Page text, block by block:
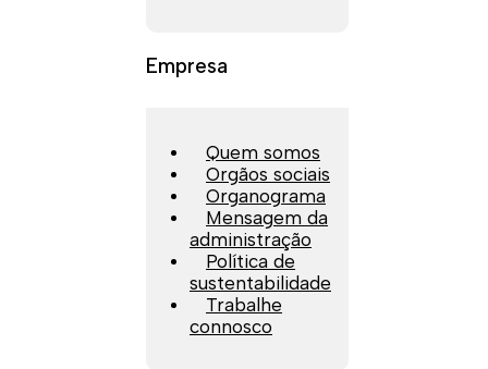
Empresa
Quem somos
Orgãos sociais
Organograma
Mensagem da
administração
Política de
sustentabilidade
Trabalhe
connosco